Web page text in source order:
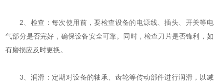
2、检查：每次使用前，要检查设备的电源线、插头、开关等电
气部分是否完好，确保设备安全可靠。同时，检查刀片是否锋利，如
有磨损应及时更换。
3、润滑：定期对设备的轴承、齿轮等传动部件进行润滑，以减